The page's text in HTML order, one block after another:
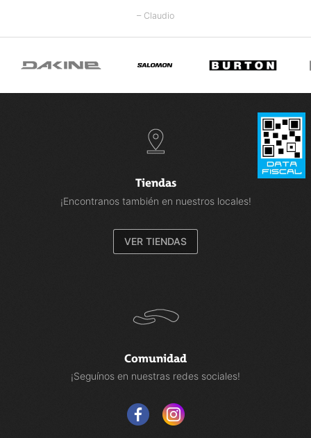
– Claudio
Tiendas
¡Encontranos también en nuestros locales!
VER TIENDAS
Comunidad
¡Seguínos en nuestras redes sociales!